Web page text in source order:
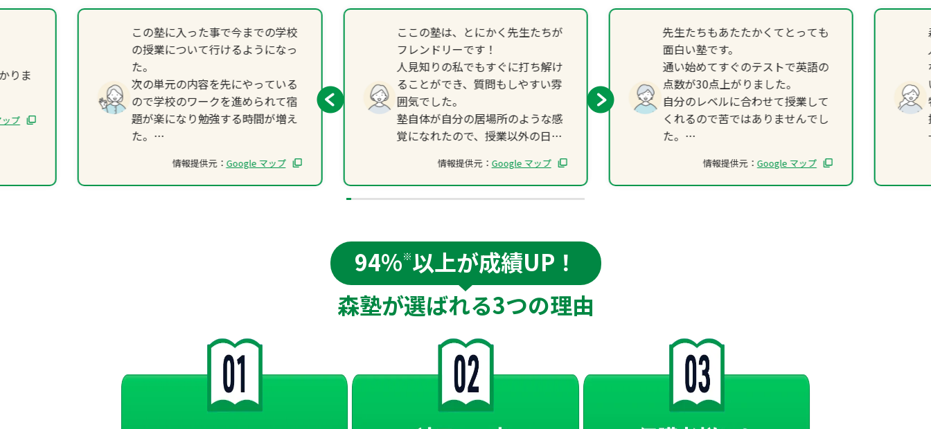
りま
プ
この塾に入った事で今までの学校
の授業について行けるようになっ
た。
次の単元の内容を先にやっている
ので学校のワークを進められて宿
題が楽になり勉強する時間が増え
た。
ぐ仲良くなれる。尚且つ分かりや
すいわからないところがあればも
情報提供元： Google マップ
ここの塾は、とにかく先生たちが
フレンドリーです！
人見知りの私でもすぐに打ち解け
ることができ、質問もしやすい雰
囲気でした。
塾自体が自分の居場所のような感
覚になれたので、授業以外の日も
たらテストの点数も上がっていま
した。
無理に勉強させられるのではな
たので、本当に感謝しています。
情報提供元： Google マップ
先生たちもあたたかくてとっても
面白い塾です。
通い始めてすぐのテストで英語の
点数が30点上がりました。
自分のレベルに合わせて授業して
くれるので苦ではありませんでし
た。
5年半通いましたが、先生たちが
面白くて通うのが楽しかったで
情報提供元： Google マップ
94%※以上が成績UP！
森塾が選ばれる3つの理由